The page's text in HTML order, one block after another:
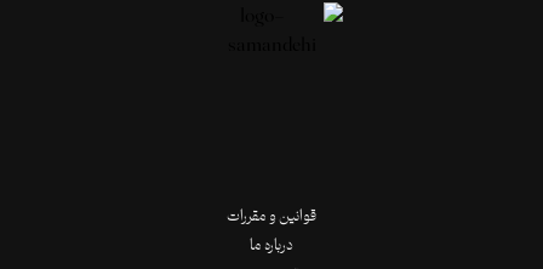
قوانین و مقررات
درباره ما